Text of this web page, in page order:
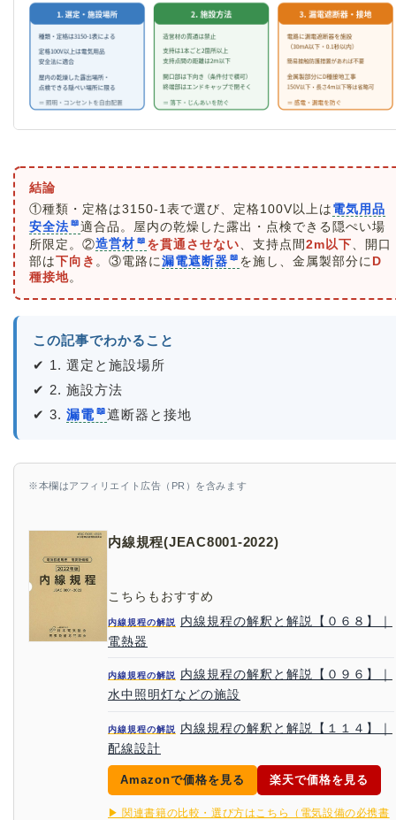
結論
①種類・定格は3150-1表で選び、定格100V以上は 電気用品
安全法
適合品。屋内の乾燥した露出・点検できる隠ぺい場
所限定。②造営材 を貫通させない 、支持点間 2m以下 、開口
部は下向き 。③電路に 漏電遮断器 を施し、金属製部分に D
種接地。
この記事でわかること
✔ 1. 選定と施設場所
✔ 2. 施設方法
✔ 3. 漏電 遮断器と接地
※本欄はアフィリエイト広告（PR）を含みます
内線規程(JEAC8001-2022)
こちらもおすすめ
内線規程の解説
内線規程の解釈と解説【０６８】｜
電熱器
内線規程の解説 内線規程の解釈と解説【０９６】｜
水中照明灯などの施設
内線規程の解説
内線規程の解釈と解説【１１４】｜
配線設計
Amazonで価格を見る 楽天で価格を見る
▶ 関連書籍の比較・選び方はこちら（電気設備の必携書